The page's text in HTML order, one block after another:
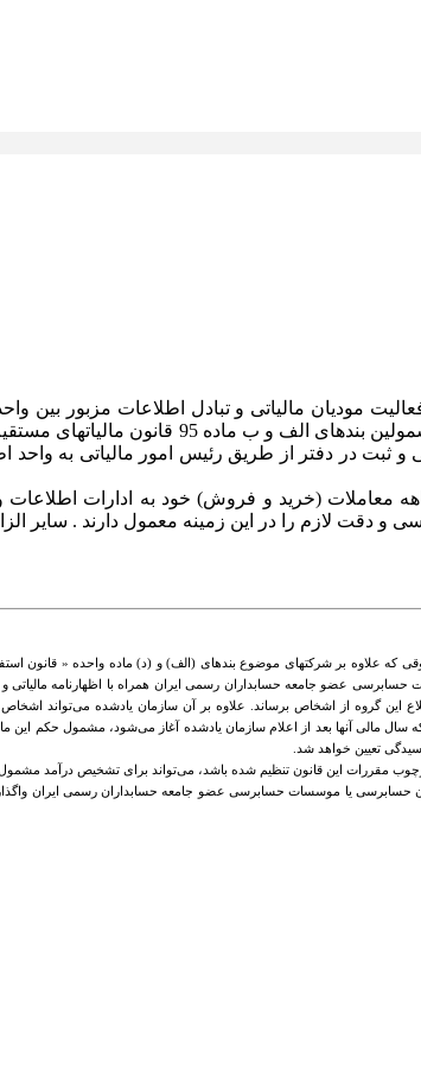
آوری اطلاعات موثق در مورد فعالیت مودیان مالیاتی و تبادل
رسیدگی به دفاتر قانونی و اسناد و مدارک حساب
و ثبت در دفتر از طریق رئیس امور مالیاتی به
(خرید و فروش) خود به ادارات اطلاعات و
و دقت لازم را در این زمینه معمول دارند . سایر
که علاوه بر شرکتهای موضوع بندهای (الف) و (د) ماده واحده «
حسابرسی عضو جامعه حسابداران رسمی ایران همراه با اظهارنامه
این گروه از اشخاص برساند. علاوه بر آن سازمان یادشده می‌تواند
مالی آنها بعد از اعلام سازمان یادشده آغاز می‌شود، مشمول حکم
حسابرسی یا موسسات حسابرسی عضو جامعه حسابداران رسمی ایران